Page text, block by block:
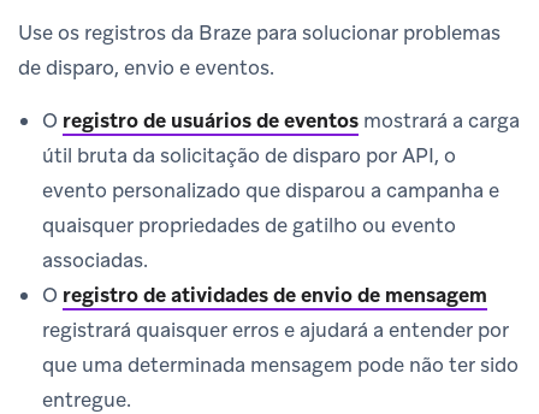
Use os registros da Braze para solucionar problemas
de disparo, envio e eventos.
O registro de usuários de eventos mostrará a carga
útil bruta da solicitação de disparo por API, o
evento personalizado que disparou a campanha e
quaisquer propriedades de gatilho ou evento
associadas.
O registro de atividades de envio de mensagem
registrará quaisquer erros e ajudará a entender por
que uma determinada mensagem pode não ter sido
entregue.